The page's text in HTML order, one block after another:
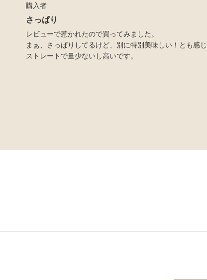
購入者
さっぱり
レビューで惹かれたので買ってみました。
まぁ、さっぱりしてるけど、別に特別美味しい！とも感
ストレートで量少ないし高いです。